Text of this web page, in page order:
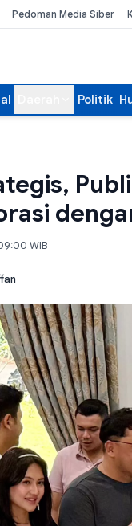
Pedoman Media Siber
Politik
WIB